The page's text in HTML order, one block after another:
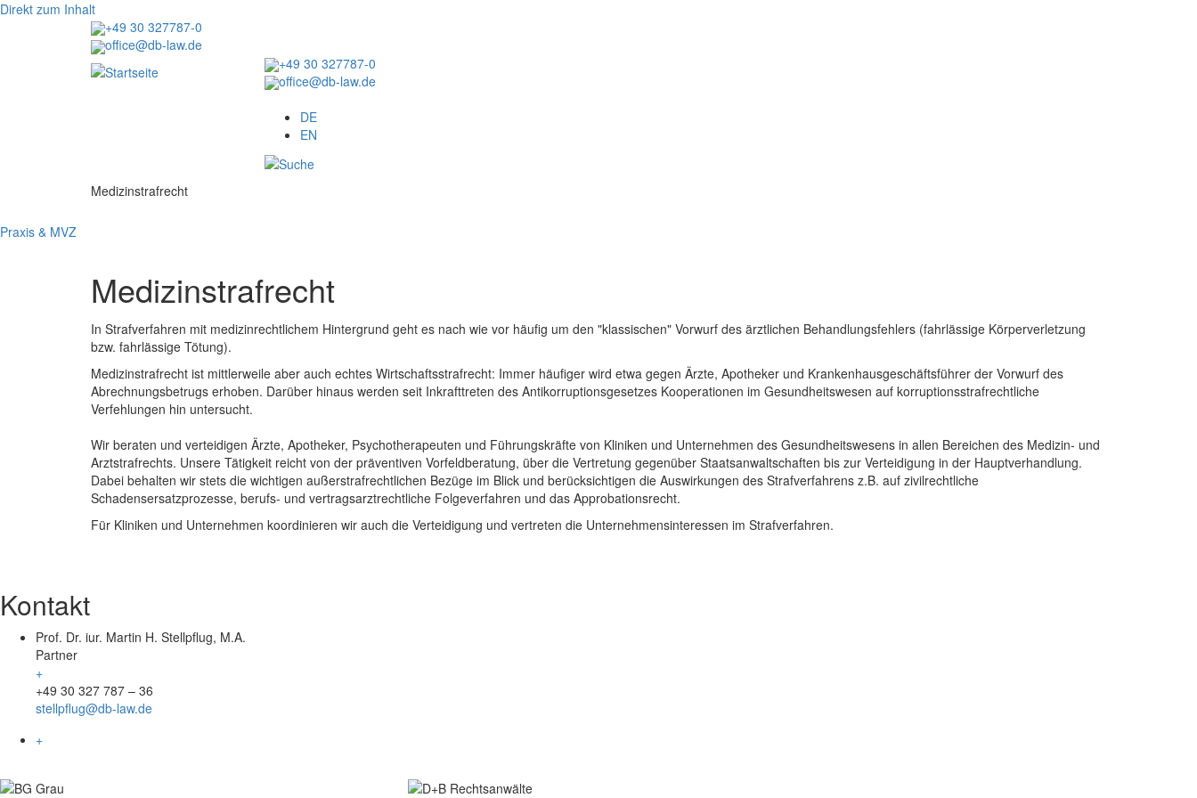
Direkt zum Inhalt
+49 30 327787-0
office@db-law.de
+49 30 327787-0
office@db-law.de
DE
EN
Medizinstrafrecht
Praxis & MVZ
Medizinstrafrecht
In Strafverfahren mit medizinrechtlichem Hintergrund geht es nach wie vor häufig um den "klassischen" Vorwurf des ärztlichen Behandlungsfehlers (fahrlässige Körperverletzung
bzw. fahrlässige Tötung).
Medizinstrafrecht ist mittlerweile aber auch echtes Wirtschaftsstrafrecht: Immer häufiger wird etwa gegen Ärzte, Apotheker und Krankenhausgeschäftsführer der Vorwurf des
Abrechnungsbetrugs erhoben. Darüber hinaus werden seit Inkrafttreten des Antikorruptionsgesetzes Kooperationen im Gesundheitswesen auf korruptionsstrafrechtliche
Verfehlungen hin untersucht.
Wir beraten und verteidigen Ärzte, Apotheker, Psychotherapeuten und Führungskräfte von Kliniken und Unternehmen des Gesundheitswesens in allen Bereichen des Medizin- und
Arztstrafrechts. Unsere Tätigkeit reicht von der präventiven Vorfeldberatung, über die Vertretung gegenüber Staatsanwaltschaften bis zur Verteidigung in der Hauptverhandlung.
Dabei behalten wir stets die wichtigen außerstrafrechtlichen Bezüge im Blick und berücksichtigen die Auswirkungen des Strafverfahrens z.B. auf zivilrechtliche
Schadensersatzprozesse, berufs- und vertragsarztrechtliche Folgeverfahren und das Approbationsrecht.
Für Kliniken und Unternehmen koordinieren wir auch die Verteidigung und vertreten die Unternehmensinteressen im Strafverfahren.
Kontakt
Prof. Dr. iur. Martin H. Stellpflug, M.A.
Partner
+
+49 30 327 787 – 36
stellpflug@db-law.de
+